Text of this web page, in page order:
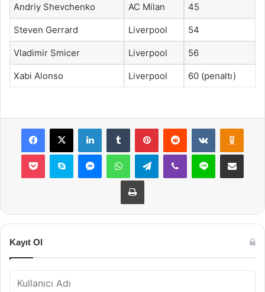
Andriy Shevchenko AC Milan 45
Steven Gerrard Liverpool 54
Vladimir Smicer Liverpool 56
Xabi Alonso Liverpool 60 (penaltı)
Facebook
X LinkedInTumblr PinterestReddit VKontakte
Pocket Skype MessengerWhatsAppTelegramViber Line E-Posta ile
Yazdır
Kayıt Ol